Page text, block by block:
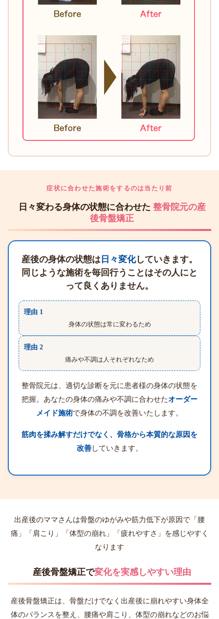
症状に合わせた施術をするのは当たり前
日々変わる身体の状態に合わせた 整骨院元の産
後骨盤矯正
産後の身体の状態は 日々変化していきます。
同じような施術を毎回行うことはその人にと
って良くありません。
理由 1
身体の状態は常に変わるため
理由 2
痛みや不調は人それぞれなため
整骨院元は、適切な診断を元に患者様の身体の状態を
把握。あなたの身体の痛みや不調に合わせたオーダー
メイド施術で身体の不調を改善いたします。
筋肉を揉み解すだけでなく、骨格から本質的な原因を
改善していきます。
出産後のママさんは骨盤のゆがみや筋力低下が原因で「腰
痛」「肩こり」「体型の崩れ」「疲れやすさ」を感じやすく
なります
産後骨盤矯正で変化を実感しやすい理由
産後骨盤矯正は、骨盤だけでなく出産後に崩れやすい身体全
体のバランスを整え、腰痛や肩こり、体型の崩れなどのお悩